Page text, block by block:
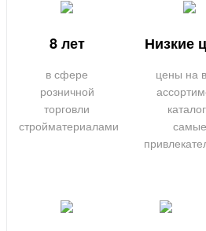
8 лет
в сфере
розничной
торговли
стройматериалами
Низкие
цены на
самые